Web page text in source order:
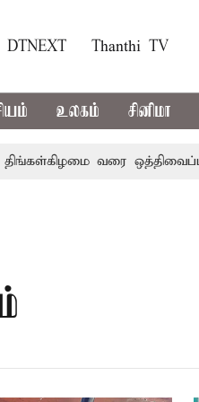
DTNEXT Thanthi TV
உலகம் சினிமா
வரை ஒத்திவைப்பு